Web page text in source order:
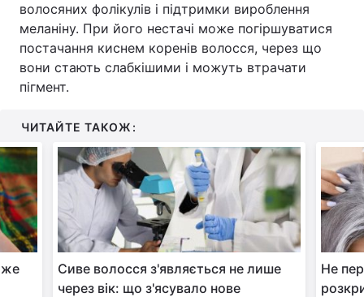
волосяних фолікулів і підтримки вироблення
меланіну. При його нестачі може погіршуватися
постачання киснем коренів волосся, через що
вони стають слабкішими і можуть втрачати
пігмент.
ЧИТАЙТЕ ТАКОЖ:
Сиве волосся з'являється не лише
через вік: що з'ясувало нове
Не